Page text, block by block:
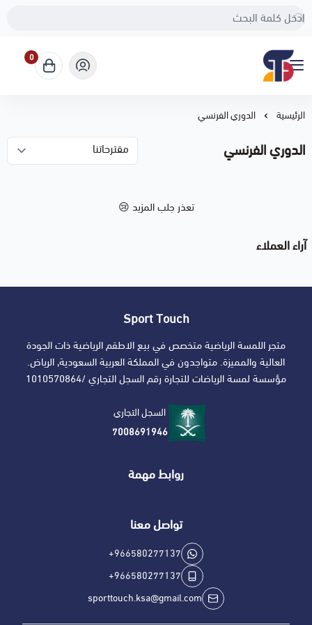
Sport Touch
0
الرئيسية الدوري الفرنسي
الدوري الفرنسي
تعذر جلب المزيد 😢
آراء العملاء
Sport Touch
متجر اللمسة الرياضية متخصص في بيع الاطقم الرياضية ذات الجودة
العالية والمميزة. متواجدون في المملكة العربية السعودية, الرياض.
مؤسسة لمسة الرياضات للتجارة رقم السجل التجاري /1010570864
السجل التجاري
7008691946
روابط مهمة
تواصل معنا
+966580277137
+966580277137
sporttouch.ksa@gmail.com